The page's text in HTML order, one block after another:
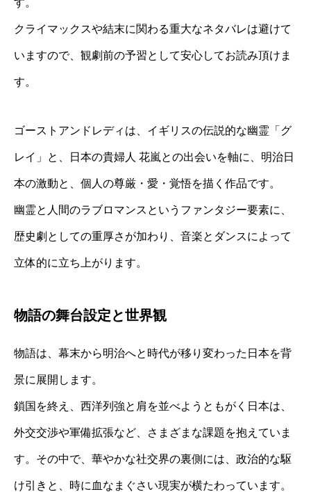
クライマックスや結末に関わる重大なネタバレは避けて
いますので、観劇前の予習として安心してお読み頂けま
す。
ゴーストアンドレディは、イギリスの伝説的な幽霊「グ
レイ」と、日本の貴婦人 花嵐との出会いを軸に、明治日
本の激動と、個人の尊厳・愛・覚悟を描く作品です。
幽霊と人間のラブロマンスというファンタジー要素に、
歴史劇としての重厚さが加わり、音楽とダンスによって
立体的に立ち上がります。
物語の舞台設定と世界観
物語は、幕末から明治へと時代が移り変わった日本を背
景に展開します。
鎖国を終え、西洋列強と肩を並べようともがく日本は、
外交交渉や軍備拡張など、さまざまな課題を抱えていま
す。その中で、華やかな社交界の裏側には、政治的な駆
け引きと、時に血なまぐさい現実が横たわっています。